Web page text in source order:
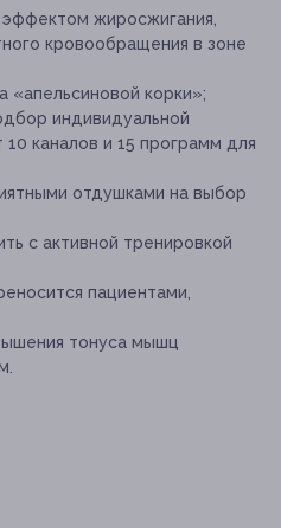
жиросжигания,
кровообращения в зоне
«апельсиновой корки»;
индивидуальной
каналов и 15 программ для
отдушками на выбор
с активной тренировкой
пациентами,
тонуса мышц